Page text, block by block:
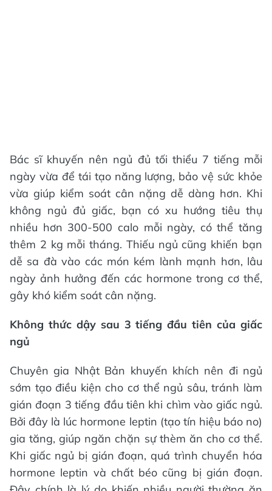
Bác sĩ khuyến nên ngủ đủ tối thiểu 7 tiếng mỗi
ngày vừa để tái tạo năng lượng, bảo vệ sức khỏe
vừa giúp kiểm soát cân nặng dễ dàng hơn. Khi
không ngủ đủ giấc, bạn có xu hướng tiêu thụ
nhiều hơn 300-500 calo mỗi ngày, có thể tăng
thêm 2 kg mỗi tháng. Thiếu ngủ cũng khiến bạn
dễ sa đà vào các món kém lành mạnh hơn, lâu
ngày ảnh hưởng đến các hormone trong cơ thể,
gây khó kiểm soát cân nặng.
Không thức dậy sau 3 tiếng đầu tiên của giấc
ngủ
Chuyên gia Nhật Bản khuyến khích nên đi ngủ
sớm tạo điều kiện cho cơ thể ngủ sâu, tránh làm
gián đoạn 3 tiếng đầu tiên khi chìm vào giấc ngủ.
Bởi đây là lúc hormone leptin (tạo tín hiệu báo no)
gia tăng, giúp ngăn chặn sự thèm ăn cho cơ thể.
Khi giấc ngủ bị gián đoạn, quá trình chuyển hóa
hormone leptin và chất béo cũng bị gián đoạn.